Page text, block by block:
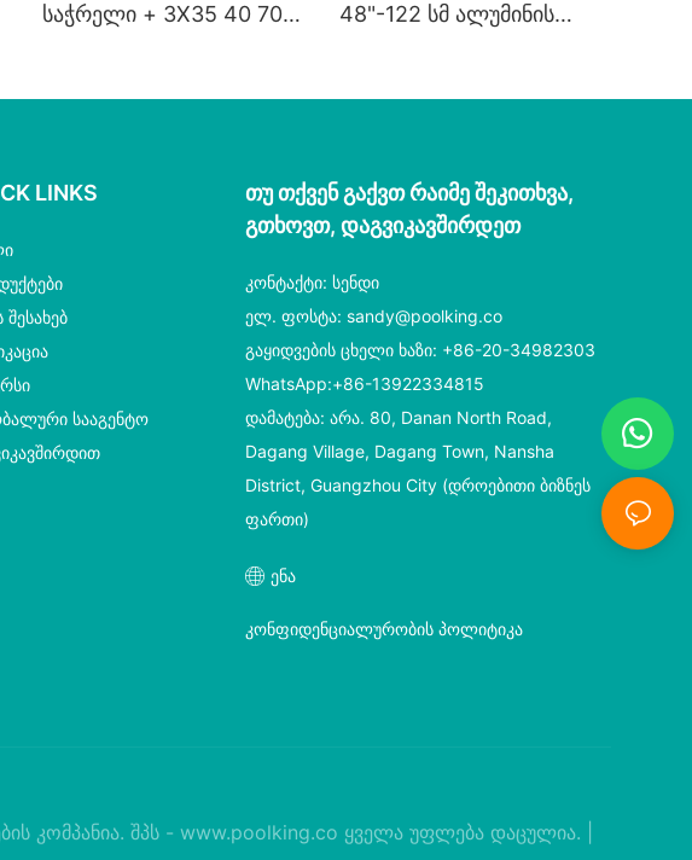
საჭრელი + 3X35 40 70
48"-122 სმ ალუმინის
LINKS
ᲨᲔᲡᲐᲮᲔᲑ
ᲡᲐᲐᲒᲔᲜᲢᲝ
Თუ Თქვენ Გაქვთ Რაიმე Შეკითხვა,
Გთხოვთ, Დაგვიკავშირდეთ
კონტაქტი: სენდი
ელ. ფოსტა:sandy@poolking.co
გაყიდვების ცხელი ხაზი: +86-20-34982303
WhatsApp:+86-13922334815
დამატება: არა. 80, Danan North Road,
Dagang Village, Dagang Town, Nansha
District, Guangzhou City (დროებითი ბიზნეს
ფართი)
ენა
კონფიდენციალურობის პოლიტიკა
კომპანია. შპს - www.poolking.co ყველა უფლება დაცულია. |